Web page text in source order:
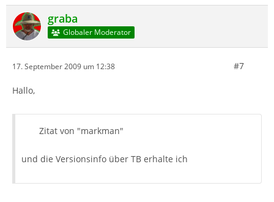
graba
Globaler Moderator
17. September 2009 um 12:38 #7
Hallo,
Zitat von "markman"
und die Versionsinfo über TB erhalte ich